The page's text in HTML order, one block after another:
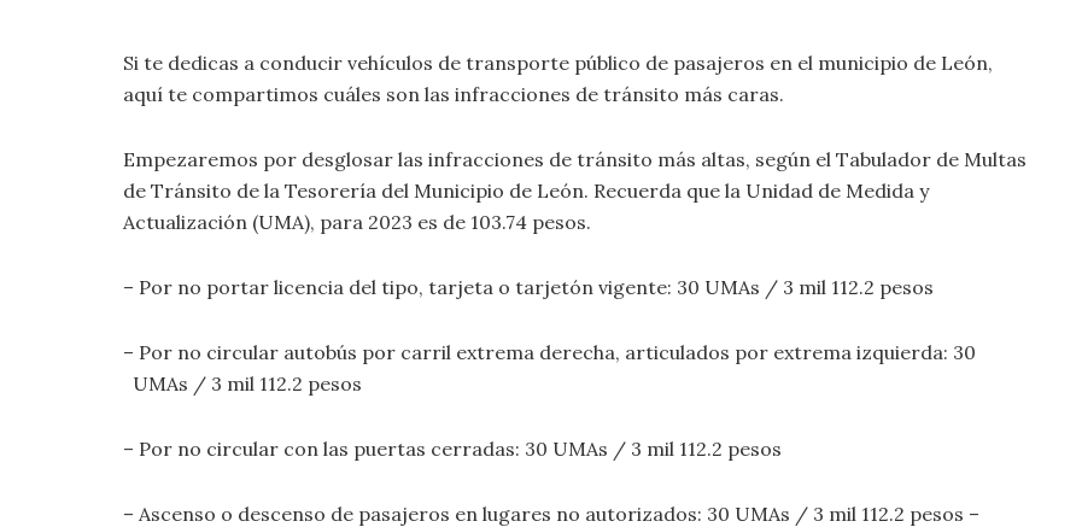
Si te dedicas a conducir vehículos de transporte público de pasajeros en el municipio de León,
aquí te compartimos cuáles son las infracciones de tránsito más caras.
Empezaremos por desglosar las infracciones de tránsito más altas, según el Tabulador de Multas
de Tránsito de la Tesorería del Municipio de León. Recuerda que la Unidad de Medida y
Actualización (UMA), para 2023 es de 103.74 pesos.
– Por no portar licencia del tipo, tarjeta o tarjetón vigente: 30 UMAs / 3 mil 112.2 pesos
– Por no circular autobús por carril extrema derecha, articulados por extrema izquierda: 30
UMAs / 3 mil 112.2 pesos
– Por no circular con las puertas cerradas: 30 UMAs / 3 mil 112.2 pesos
– Ascenso o descenso de pasajeros en lugares no autorizados: 30 UMAs / 3 mil 112.2 pesos –